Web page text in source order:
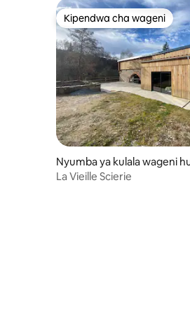
Kipendwa cha wageni
Kipendwa cha wageni
Nyumba ya kulala wageni
sville
La Vieille Scierie